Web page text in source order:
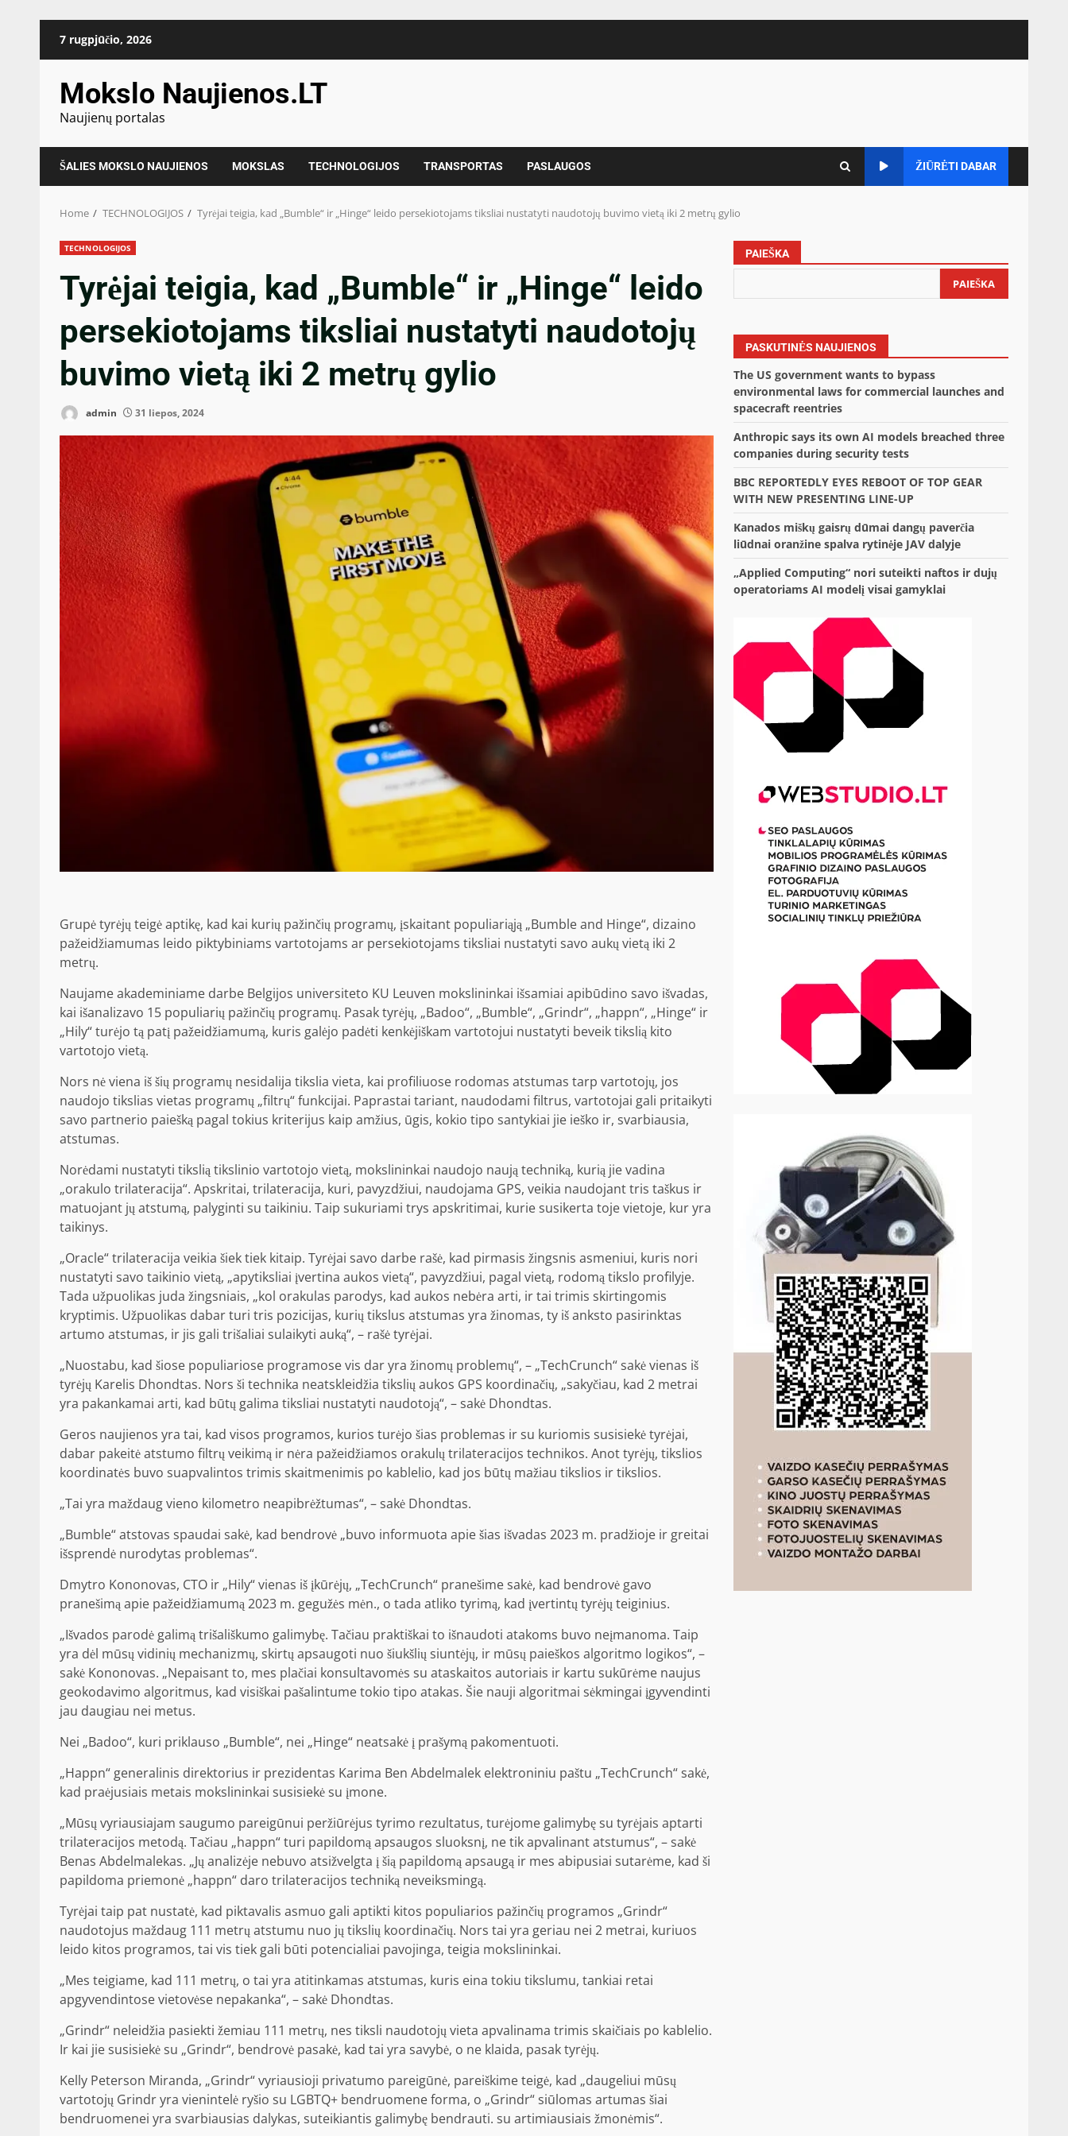
7 rugpjūčio, 2026
Mokslo Naujienos.LT
Naujienų portalas
ŠALIES MOKSLO NAUJIENOS MOKSLAS TECHNOLOGIJOS TRANSPORTAS PASLAUGOS ŽIŪRĖTI DABAR
Home TECHNOLOGIJOS Tyrėjai teigia, kad „Bumble“ ir „Hinge“ leido persekiotojams tiksliai nustatyti naudotojų buvimo vietą iki 2 metrų gylio
TECHNOLOGIJOS
Tyrėjai teigia, kad „Bumble“ ir „Hinge“ leido
persekiotojams tiksliai nustatyti naudotojų
buvimo vietą iki 2 metrų gylio
admin 31 liepos, 2024
Grupė tyrėjų teigė aptikę, kad kai kurių pažinčių programų, įskaitant populiariąją „Bumble and Hinge“, dizaino
pažeidžiamumas leido piktybiniams vartotojams ar persekiotojams tiksliai nustatyti savo aukų vietą iki 2
metrų.
Naujame akademiniame darbe Belgijos universiteto KU Leuven mokslininkai išsamiai apibūdino savo išvadas,
kai išanalizavo 15 populiarių pažinčių programų. Pasak tyrėjų, „Badoo“, „Bumble“, „Grindr“, „happn“, „Hinge“ ir
„Hily“ turėjo tą patį pažeidžiamumą, kuris galėjo padėti kenkėjiškam vartotojui nustatyti beveik tikslią kito
vartotojo vietą.
Nors nė viena iš šių programų nesidalija tikslia vieta, kai profiliuose rodomas atstumas tarp vartotojų, jos
naudojo tikslias vietas programų „filtrų“ funkcijai. Paprastai tariant, naudodami filtrus, vartotojai gali pritaikyti
savo partnerio paiešką pagal tokius kriterijus kaip amžius, ūgis, kokio tipo santykiai jie ieško ir, svarbiausia,
atstumas.
Norėdami nustatyti tikslią tikslinio vartotojo vietą, mokslininkai naudojo naują techniką, kurią jie vadina
„orakulo trilateracija“. Apskritai, trilateracija, kuri, pavyzdžiui, naudojama GPS, veikia naudojant tris taškus ir
matuojant jų atstumą, palyginti su taikiniu. Taip sukuriami trys apskritimai, kurie susikerta toje vietoje, kur yra
taikinys.
„Oracle“ trilateracija veikia šiek tiek kitaip. Tyrėjai savo darbe rašė, kad pirmasis žingsnis asmeniui, kuris nori
nustatyti savo taikinio vietą, „apytiksliai įvertina aukos vietą“, pavyzdžiui, pagal vietą, rodomą tikslo profilyje.
Tada užpuolikas juda žingsniais, „kol orakulas parodys, kad aukos nebėra arti, ir tai trimis skirtingomis
kryptimis. Užpuolikas dabar turi tris pozicijas, kurių tikslus atstumas yra žinomas, ty iš anksto pasirinktas
artumo atstumas, ir jis gali trišaliai sulaikyti auką“, – rašė tyrėjai.
„Nuostabu, kad šiose populiariose programose vis dar yra žinomų problemų“, – „TechCrunch“ sakė vienas iš
tyrėjų Karelis Dhondtas. Nors ši technika neatskleidžia tikslių aukos GPS koordinačių, „sakyčiau, kad 2 metrai
yra pakankamai arti, kad būtų galima tiksliai nustatyti naudotoją“, – sakė Dhondtas.
Geros naujienos yra tai, kad visos programos, kurios turėjo šias problemas ir su kuriomis susisiekė tyrėjai,
dabar pakeitė atstumo filtrų veikimą ir nėra pažeidžiamos orakulų trilateracijos technikos. Anot tyrėjų, tikslios
koordinatės buvo suapvalintos trimis skaitmenimis po kablelio, kad jos būtų mažiau tikslios ir tikslios.
„Tai yra maždaug vieno kilometro neapibrėžtumas“, – sakė Dhondtas.
„Bumble“ atstovas spaudai sakė, kad bendrovė „buvo informuota apie šias išvadas 2023 m. pradžioje ir greitai
išsprendė nurodytas problemas“.
Dmytro Kononovas, CTO ir „Hily“ vienas iš įkūrėjų, „TechCrunch“ pranešime sakė, kad bendrovė gavo
pranešimą apie pažeidžiamumą 2023 m. gegužės mėn., o tada atliko tyrimą, kad įvertintų tyrėjų teiginius.
„Išvados parodė galimą trišališkumo galimybę. Tačiau praktiškai to išnaudoti atakoms buvo neįmanoma. Taip
yra dėl mūsų vidinių mechanizmų, skirtų apsaugoti nuo šiukšlių siuntėjų, ir mūsų paieškos algoritmo logikos“, –
sakė Kononovas. „Nepaisant to, mes plačiai konsultavomės su ataskaitos autoriais ir kartu sukūrėme naujus
geokodavimo algoritmus, kad visiškai pašalintume tokio tipo atakas. Šie nauji algoritmai sėkmingai įgyvendinti
jau daugiau nei metus.
Nei „Badoo“, kuri priklauso „Bumble“, nei „Hinge“ neatsakė į prašymą pakomentuoti.
„Happn“ generalinis direktorius ir prezidentas Karima Ben Abdelmalek elektroniniu paštu „TechCrunch“ sakė,
kad praėjusiais metais mokslininkai susisiekė su įmone.
„Mūsų vyriausiajam saugumo pareigūnui peržiūrėjus tyrimo rezultatus, turėjome galimybę su tyrėjais aptarti
trilateracijos metodą. Tačiau „happn“ turi papildomą apsaugos sluoksnį, ne tik apvalinant atstumus“, – sakė
Benas Abdelmalekas. „Jų analizėje nebuvo atsižvelgta į šią papildomą apsaugą ir mes abipusiai sutarėme, kad ši
papildoma priemonė „happn“ daro trilateracijos techniką neveiksmingą.
Tyrėjai taip pat nustatė, kad piktavalis asmuo gali aptikti kitos populiarios pažinčių programos „Grindr“
naudotojus maždaug 111 metrų atstumu nuo jų tikslių koordinačių. Nors tai yra geriau nei 2 metrai, kuriuos
leido kitos programos, tai vis tiek gali būti potencialiai pavojinga, teigia mokslininkai.
„Mes teigiame, kad 111 metrų, o tai yra atitinkamas atstumas, kuris eina tokiu tikslumu, tankiai retai
apgyvendintose vietovėse nepakanka“, – sakė Dhondtas.
„Grindr“ neleidžia pasiekti žemiau 111 metrų, nes tiksli naudotojų vieta apvalinama trimis skaičiais po kablelio.
Ir kai jie susisiekė su „Grindr“, bendrovė pasakė, kad tai yra savybė, o ne klaida, pasak tyrėjų.
Kelly Peterson Miranda, „Grindr“ vyriausioji privatumo pareigūnė, pareiškime teigė, kad „daugeliui mūsų
vartotojų Grindr yra vienintelė ryšio su LGBTQ+ bendruomene forma, o „Grindr“ siūlomas artumas šiai
bendruomenei yra svarbiausias dalykas, suteikiantis galimybę bendrauti. su artimiausiais žmonėmis“.
PAIEŠKA
PAIEŠKA
PASKUTINĖS NAUJIENOS
The US government wants to bypass
environmental laws for commercial launches and
spacecraft reentries
Anthropic says its own AI models breached three
companies during security tests
BBC REPORTEDLY EYES REBOOT OF TOP GEAR
WITH NEW PRESENTING LINE-UP
Kanados miškų gaisrų dūmai dangų paverčia
liūdnai oranžine spalva rytinėje JAV dalyje
„Applied Computing“ nori suteikti naftos ir dujų
operatoriams AI modelį visai gamyklai